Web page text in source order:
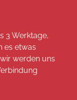
3 Werktage,
es etwas
werden uns